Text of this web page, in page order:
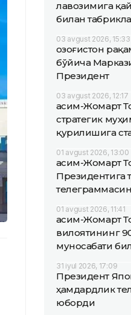
лавозимига
билан
03 avgust 2026, 15:33
Қозоғистон
бўйича
Президент
03 avgust 2026, 12:17
Қасим-Жомарт
стратегик
қурилишига
01 avgust 2026, 13:00
Қасим-Жомарт
Президентига
01 avgust 2026, 11:41
Қасим-Жомарт
вилоятининг
муносабати
31 iyul 2026, 17:09
Президент
ҳамдардлик
юборди